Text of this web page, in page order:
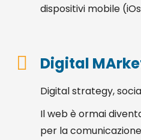
dispositivi mobile
Digital
Digital strategy,
Il web è ormai
per la